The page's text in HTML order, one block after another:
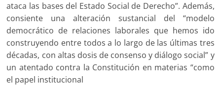
ataca las bases del Estado Social de Derecho”. Además,
consiente una alteración sustancial del “modelo
democrático de relaciones laborales que hemos ido
construyendo entre todos a lo largo de las últimas tres
décadas, con altas dosis de consenso y diálogo social” y
un atentado contra la Constitución en materias “como
el papel institucional